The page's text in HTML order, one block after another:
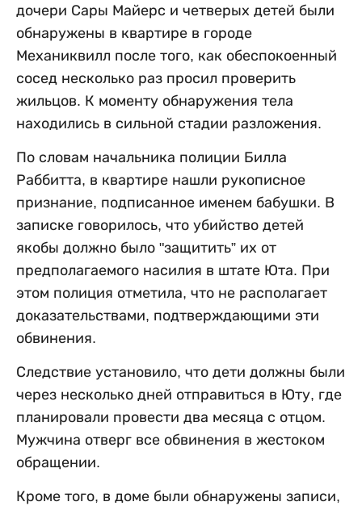
дочери Сары Майерс и четверых детей были
обнаружены в квартире в городе
Механиквилл после того, как обеспокоенный
сосед несколько раз просил проверить
жильцов. К моменту обнаружения тела
находились в сильной стадии разложения.
По словам начальника полиции Билла
Раббитта, в квартире нашли рукописное
признание, подписанное именем бабушки. В
записке говорилось, что убийство детей
якобы должно было "защитить” их от
предполагаемого насилия в штате Юта. При
этом полиция отметила, что не располагает
доказательствами, подтверждающими эти
обвинения.
Следствие установило, что дети должны были
через несколько дней отправиться в Юту, где
планировали провести два месяца с отцом.
Мужчина отверг все обвинения в жестоком
обращении.
Кроме того, в доме были обнаружены записи,